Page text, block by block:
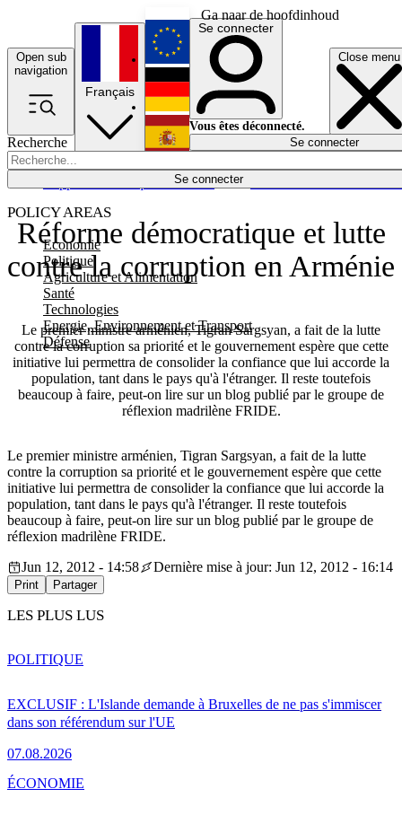
Ga naar de hoofdinhoud
Open sub
navigation
Close menu
Recherche
Se connecter
POLICY AREAS
Economie
Politique
Agriculture et Alimentation
Santé
Technologies
Energie, Environnement et Transport
Défense
Économie
Français
English
Deutsch
Español
Se connecter
Vous êtes déconnecté.
Se connecter
Réforme démocratique et lutte
contre la corruption en Arménie
Le premier ministre arménien, Tigran Sargsyan, a fait de la lutte
contre la corruption sa priorité et le gouvernement espère que cette
initiative lui permettra de consolider la confiance que lui accorde la
population, tant dans le pays qu'à l'étranger. Il reste toutefois
beaucoup à faire, peut-on lire sur un blog publié par le groupe de
réflexion madrilène FRIDE.
Le premier ministre arménien, Tigran Sargsyan, a fait de la lutte
contre la corruption sa priorité et le gouvernement espère que cette
initiative lui permettra de consolider la confiance que lui accorde la
population, tant dans le pays qu'à l'étranger. Il reste toutefois
beaucoup à faire, peut-on lire sur un blog publié par le groupe de
réflexion madrilène FRIDE.
Jun 12, 2012 - 14:58
Dernière mise à jour: Jun 12, 2012 - 16:14
Print Partager
LES PLUS LUS
EXCLUSIF : L'Islande demande à Bruxelles de ne pas s'immiscer
dans son référendum sur l'UE
07.08.2026
POLITIQUE
ÉCONOMIE